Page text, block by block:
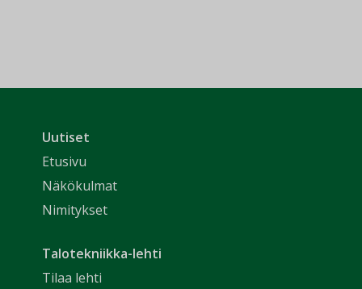
Uutiset
Etusivu
Näkökulmat
Nimitykset
Talotekniikka-lehti
Tilaa lehti